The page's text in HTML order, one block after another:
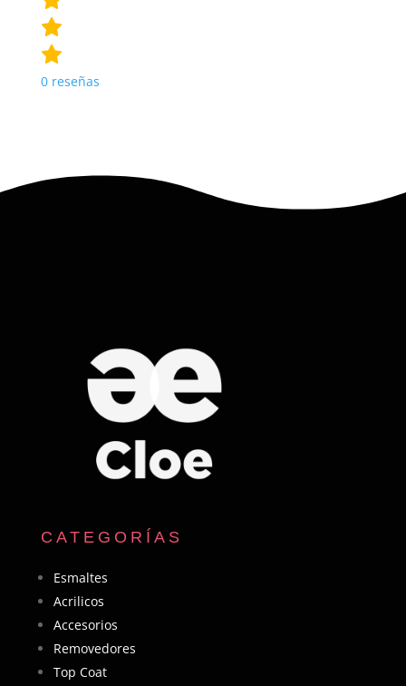
0reseñas
CATEGORÍAS
Esmaltes
Acrilicos
Accesorios
Removedores
Top Coat